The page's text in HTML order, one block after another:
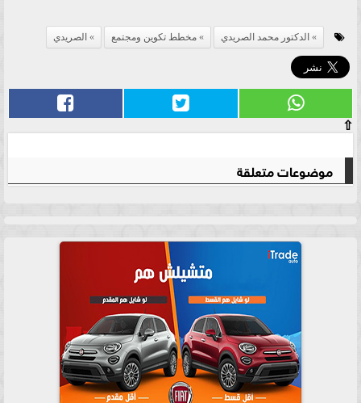
الدكتور محمد الصريدي مخطط تكوين ومجتمع الصريدي
⇧
موضوعات متعلقة